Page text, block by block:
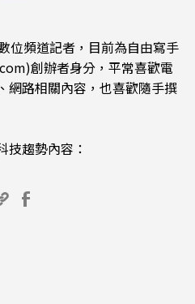
位頻道記者，目前為自由寫手
創辦者身分，平常喜歡電
網路相關內容，也喜歡隨手撰
技趨勢內容：